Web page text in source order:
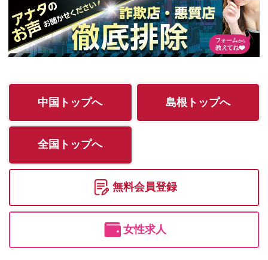
中国トップへ 島根トップへ
全国トップへ
無料会員登録
女性求人